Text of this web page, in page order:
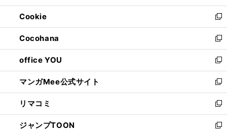
開
く
ウ
で
開
く
ン
ド
ウ
で
開
く
ウ
ィ
ン
ド
ウ
で
開
く
Cookie
新
し
い
ウ
ィ
ン
ド
ウ
で
開
く
Cocohana
新
し
い
ウ
ィ
ン
ド
ウ
で
office YOU
新
し
い
ウ
ィ
ン
ド
マンガMee公式サイト
新
し
い
ウ
ィ
リマコミ
新
し
い
ジャンプTOON 新